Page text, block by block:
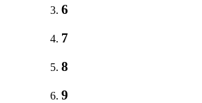
6
7
8
9